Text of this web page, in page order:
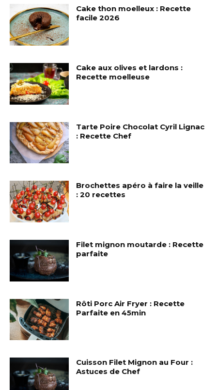
Cake thon moelleux : Recette
facile 2026
Cake aux olives et lardons :
Recette moelleuse
Tarte Poire Chocolat Cyril Lignac
: Recette Chef
Brochettes apéro à faire la veille
: 20 recettes
Filet mignon moutarde : Recette
parfaite
Rôti Porc Air Fryer : Recette
Parfaite en 45min
Cuisson Filet Mignon au Four :
Astuces de Chef